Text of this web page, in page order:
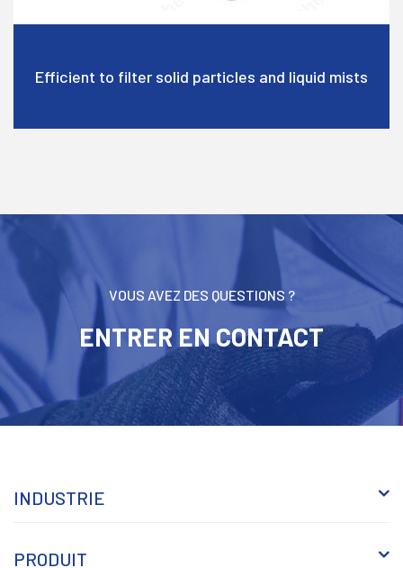
Efficient to filter solid particles and liquid mists
VOUS AVEZ DES QUESTIONS ?
ENTRER EN CONTACT
INDUSTRIE
PRODUIT